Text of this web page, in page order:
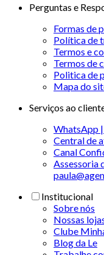
Perguntas e
Formas de
Política de
Termos e
Termos de
Politica de
Mapa do
Serviços ao
WhatsApp
Central de
Canal
Assessoria
Institucional
Sobre nós
Nossas
Clube
Blog da Le